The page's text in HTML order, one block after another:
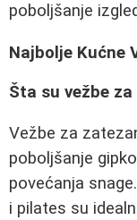
poboljšanje
Najbolje Kućne
Šta su vežbe
Vežbe za
poboljšanje
povećanja
i pilates su